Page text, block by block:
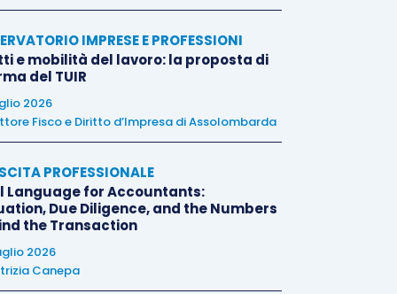
IMPRESE E PROFESSIONI
e mobilità del lavoro: la proposta di
del TUIR
2026
Fisco e Diritto d’Impresa di Assolombarda
PROFESSIONALE
Language for Accountants:
Due Diligence, and the Numbers
the Transaction
2026
Canepa